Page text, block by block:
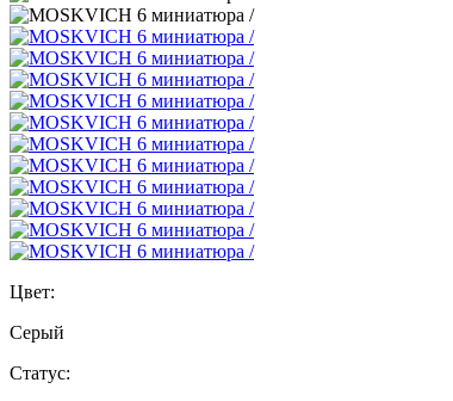
Цвет:
Серый
Статус: